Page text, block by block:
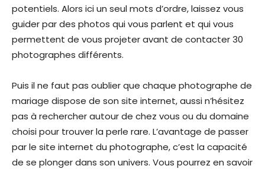
potentiels. Alors ici un seul mots d’ordre, laissez vous
guider par des photos qui vous parlent et qui vous
permettent de vous projeter avant de contacter 30
photographes différents.
Puis il ne faut pas oublier que chaque photographe de
mariage dispose de son site internet, aussi n’hésitez
pas à rechercher autour de chez vous ou du domaine
choisi pour trouver la perle rare. L’avantage de passer
par le site internet du photographe, c’est la capacité
de se plonger dans son univers. Vous pourrez en savoir